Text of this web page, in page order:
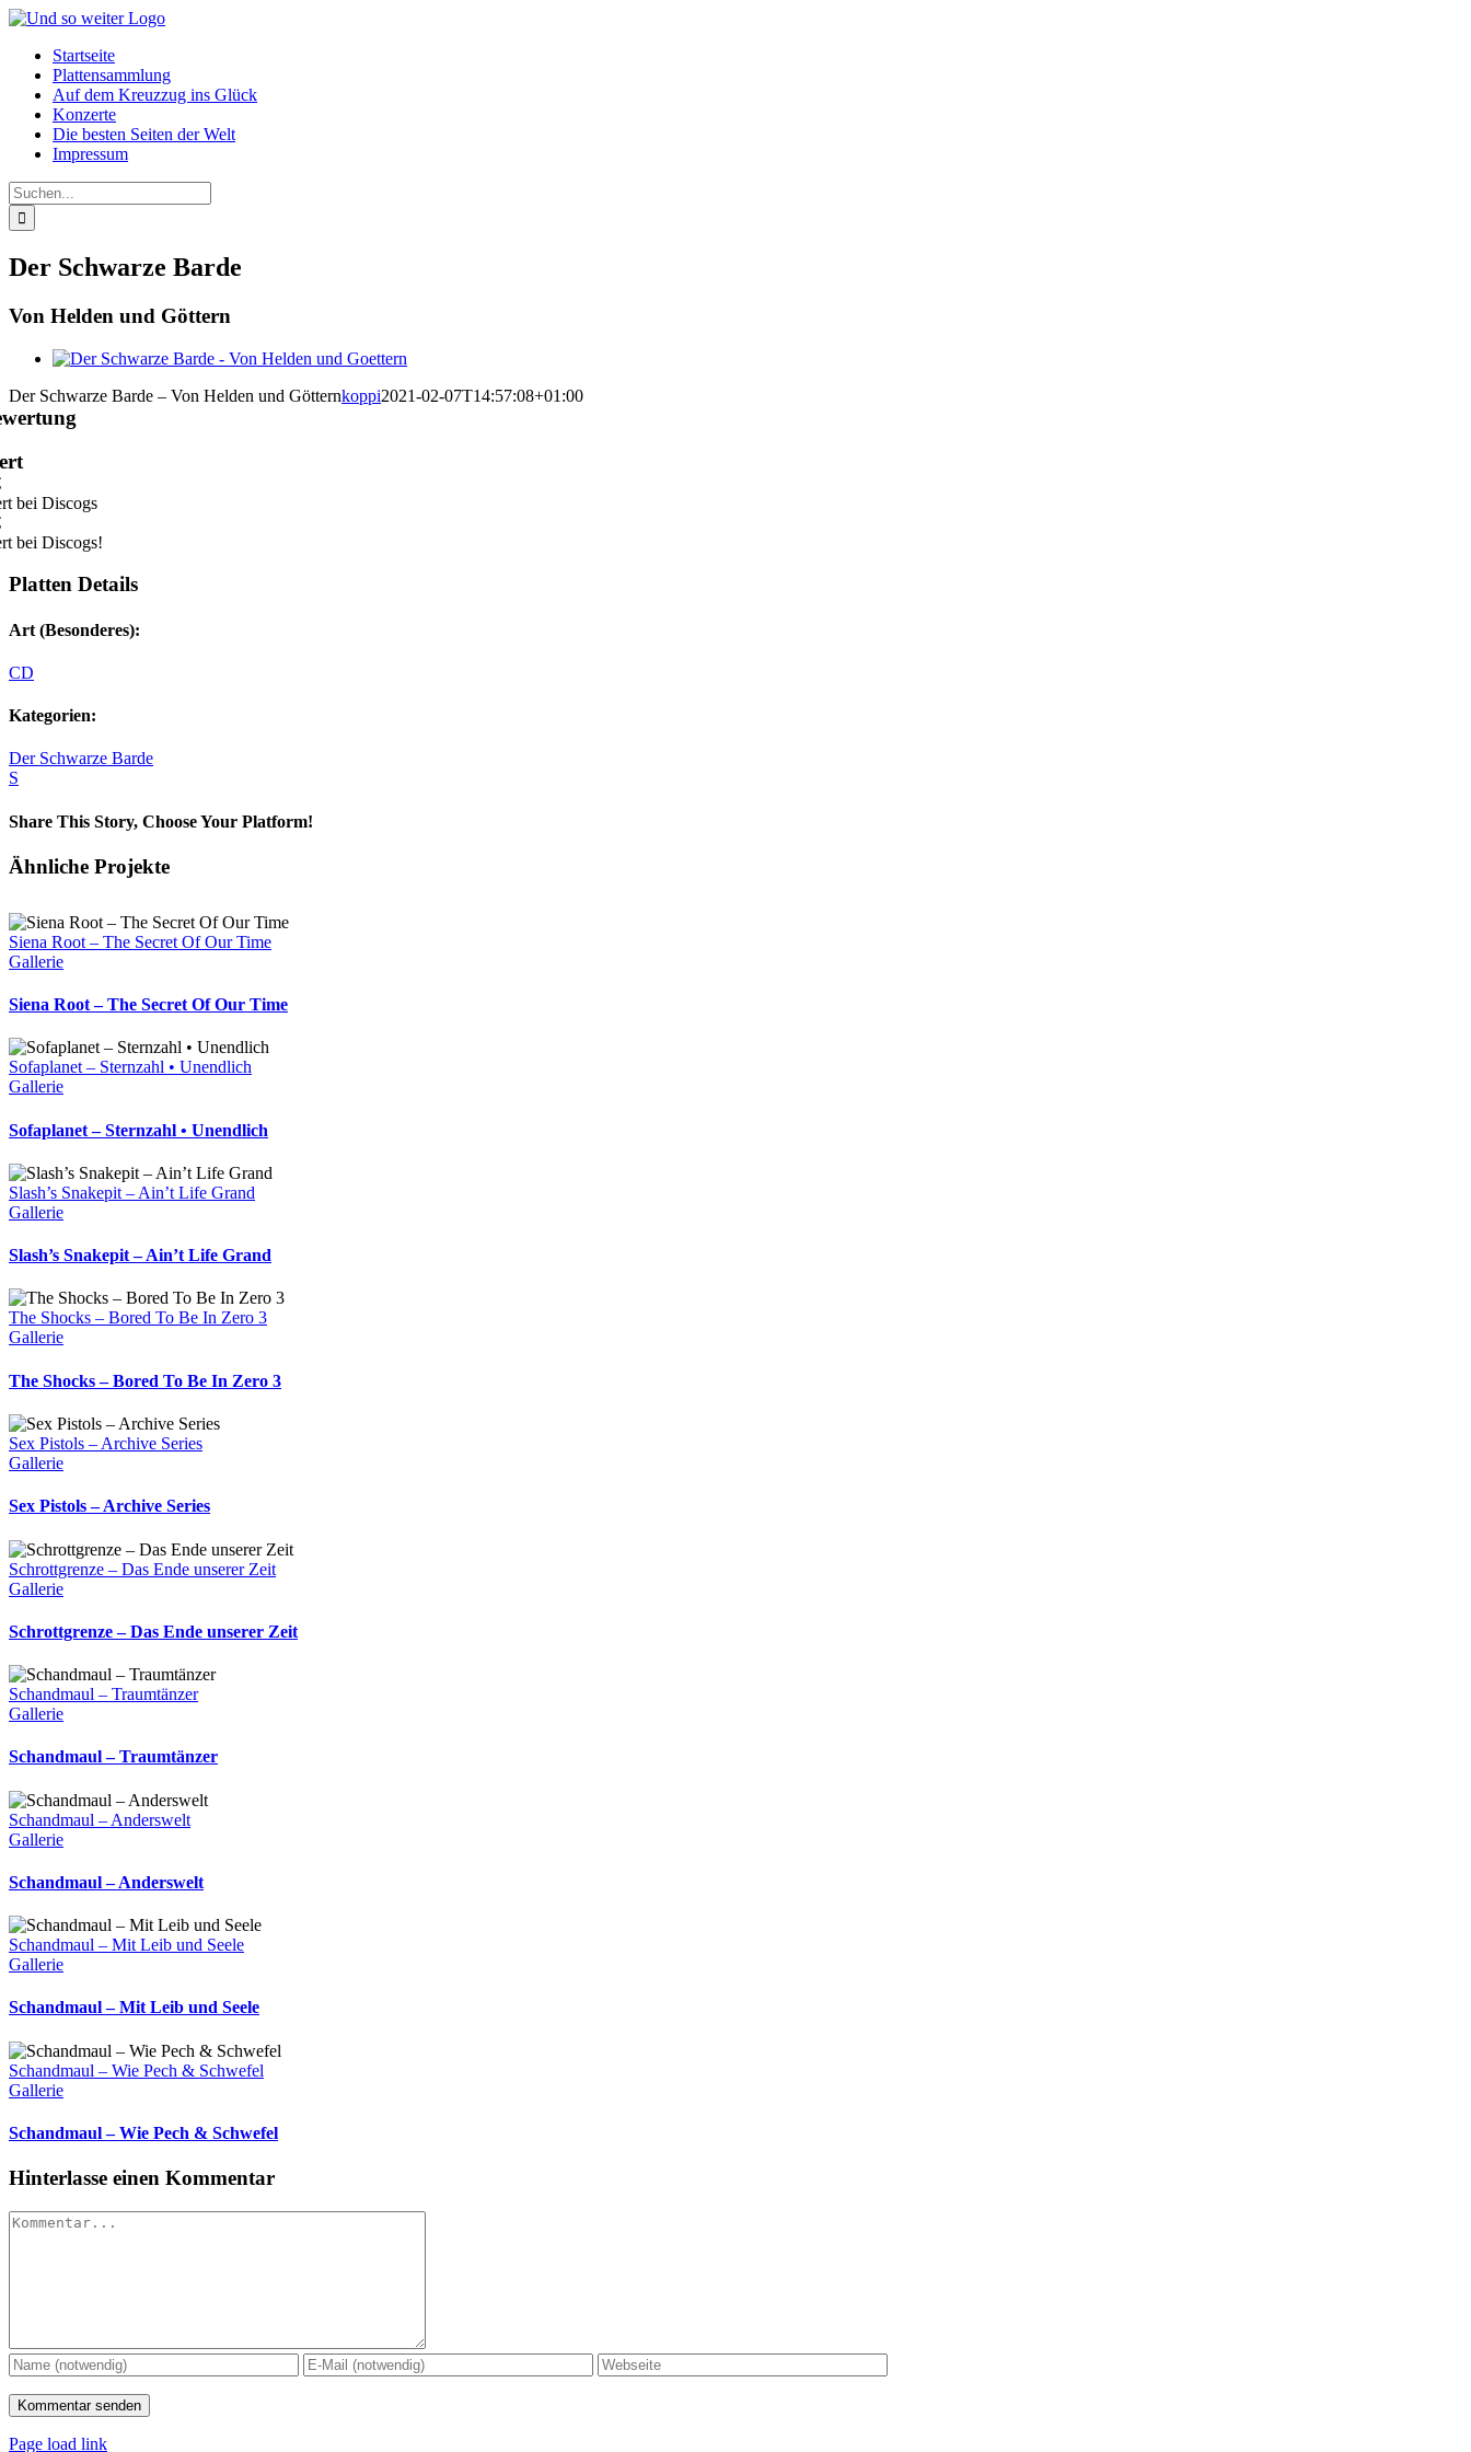
Zum
springenStartseite
Plattensammlung
Auf dem Kreuzzug ins Glück
Konzerte
Die besten Seiten der Welt
Impressum
Suche
nach:
Der Schwarze Barde
Von Helden und Göttern
View
Image
Der Schwarze Barde – Von Helden und Götternkoppi2021-02-07T14:57:08+01:00
bei Discogs
bei Discogs!
Platten Details
Art (Besonderes):
CD
Kategorien:
Der Schwarze Barde
S
Share This Story, Choose Your Platform!
Facebook
X
Reddit
LinkedIn
Tumblr
Pinterest
Vk
E-
Ähnliche Projekte
Siena Root – The Secret Of Our Time
Gallerie
Siena Root – The Secret Of Our Time
Sofaplanet – Sternzahl • Unendlich
Gallerie
Sofaplanet – Sternzahl • Unendlich
Slash’s Snakepit – Ain’t Life Grand
Gallerie
Slash’s Snakepit – Ain’t Life Grand
The Shocks – Bored To Be In Zero 3
Gallerie
The Shocks – Bored To Be In Zero 3
Sex Pistols – Archive Series
Gallerie
Sex Pistols – Archive Series
Schrottgrenze – Das Ende unserer Zeit
Gallerie
Schrottgrenze – Das Ende unserer Zeit
Schandmaul – Traumtänzer
Gallerie
Schandmaul – Traumtänzer
Schandmaul – Anderswelt
Gallerie
Schandmaul – Anderswelt
Schandmaul – Mit Leib und Seele
Gallerie
Schandmaul – Mit Leib und Seele
Schandmaul – Wie Pech & Schwefel
Gallerie
Schandmaul – Wie Pech & Schwefel
Hinterlasse einen Kommentar
Kommentar
Page load link